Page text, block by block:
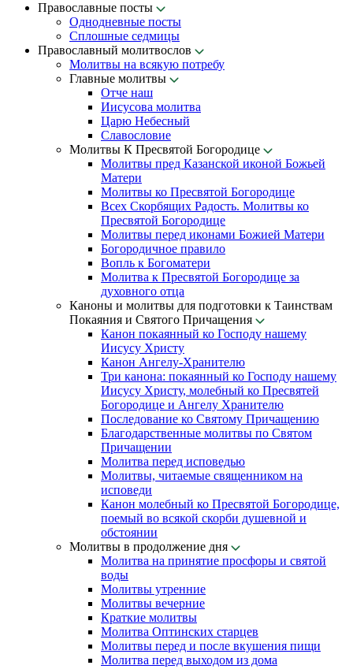
Православные посты
Однодневные посты
Сплошные седмицы
Православный молитвослов
Молитвы на всякую потребу
Главные молитвы
Отче наш
Иисусова молитва
Царю Небесный
Славословие
Молитвы К Пресвятой Богородице
Молитвы пред Казанской иконой Божьей
Матери
Молитвы ко Пресвятой Богородице
Всех Скорбящих Радость. Молитвы ко
Пресвятой Богородице
Молитвы перед иконами Божией Матери
Богородичное правило
Вопль к Богоматери
Молитва к Пресвятой Богородице за
духовного отца
Каноны и молитвы для подготовки к Таинствам
Покаяния и Святого Причащения
Канон покаянный ко Господу нашему
Иисусу Христу
Канон Ангелу-Хранителю
Три канона: покаянный ко Господу нашему
Иисусу Христу, молебный ко Пресвятей
Богородице и Ангелу Хранителю
Последование ко Святому Причащению
Благодарственные молитвы по Святом
Причащении
Молитва перед исповедью
Молитвы, читаемые священником на
исповеди
Канон молебный ко Пресвятой Богородице,
поемый во всякой скорби душевной и
обстоянии
Молитвы в продолжение дня
Молитва на принятие просфоры и святой
воды
Молитвы утренние
Молитвы вечерние
Краткие молитвы
Молитва Оптинских старцев
Молитвы перед и после вкушения пищи
Молитва перед выходом из дома